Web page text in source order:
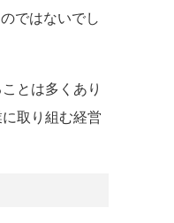
ではないでし
とは多くあり
取り組む経営